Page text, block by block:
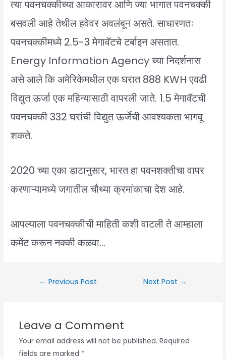
त्या पवनचक्कीच्या आकारावर आणि ज्या भागात पवनचक्की
बसवली आहे तेथील हवेवर अवलंबून असते. साधारणतः
पवनचक्कीमध्ये 2.5-3 मेगावॅटचे टर्बाइन असतात.
Energy Information Agency च्या निदर्शनास
असे आले कि अमेरिकेमधील एक घरात 888 KWH एवढी
विद्युत ऊर्जा एक महिन्यासाठी वापरली जाते. 1.5 मेगावॅटची
पवनचक्की 332 घरांची विद्युत ऊर्जेची आवश्यकता भागवू
शकते.
2020 च्या एका डाटानुसार, भारत हा पवनशक्तीचा वापर
करणाऱ्यामध्ये जगातील चौथ्या क्रमांकाचा देश आहे.
आपल्याला पवनचक्कीची माहिती कशी वाटली ते आम्हाला
कमेंट करून नक्की कळवा…
← Previous Post Next Post →
Leave a Comment
Your email address will not be published. Required
fields are marked *